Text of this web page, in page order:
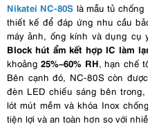
Nikatei NC-80S là mẫu tủ
thiết kế để đáp ứng nhu cầu
máy ảnh, ống kính và dụng cụ
Block hút ẩm kết hợp IC làm
khoảng25%–60% RH, hạn chế
Bên cạnh đó, NC-80S còn
đèn LED chiếu sáng bên
lót mút mềm và khóa Inox
tiện lợi và an toàn hơn so với